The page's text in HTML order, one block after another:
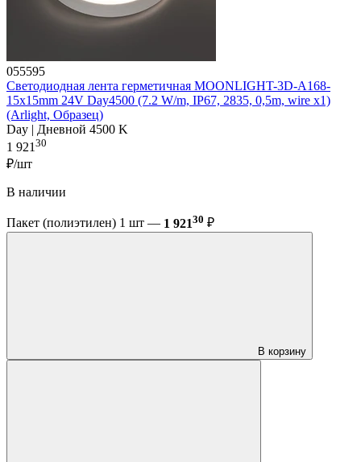
055595
Светодиодная лента герметичная MOONLIGHT-3D-A168-
15x15mm 24V Day4500 (7.2 W/m, IP67, 2835, 0,5m, wire x1)
(Arlight, Образец)
Day | Дневной 4500 K
1 92130
₽/шт
В наличии
Пакет (полиэтилен) 1 шт — 1 92130 ₽
В корзину